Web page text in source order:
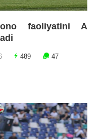
faoliyatini A
489 47